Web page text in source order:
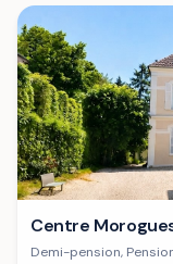
Centre
Demi-pension,